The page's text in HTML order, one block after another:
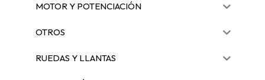
MOTOR Y POTENCIACIÓN
OTROS
RUEDAS Y LLANTAS